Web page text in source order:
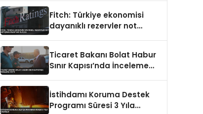
Fitch: Türkiye ekonomisi
dayanıklı rezervler not
Ticaret Bakanı Bolat Habur
Sınır Kapısı’nda İnceleme
İstihdamı Koruma Destek
Programı Süresi 3 Yıla